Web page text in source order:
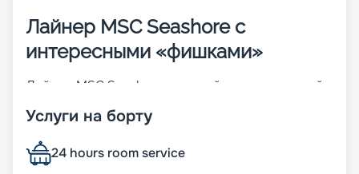
Лайнер MSC Seashore с
интересными «фишками»
Лайнер MSC Seashore – третий инновационный
плавание по Средиземному морю он отправился
классов может разместиться до 5 877 человек.
Причем на этом лайнере больше всего номеров
Услуги на борту
24 hours room service